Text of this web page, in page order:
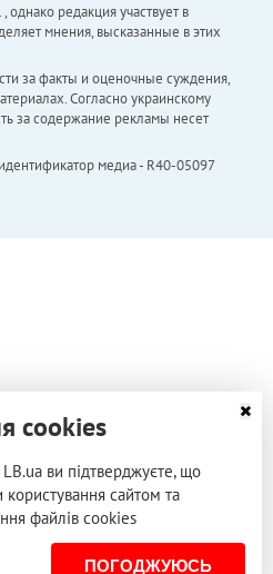
редакция участвует в
мнения, высказанные в этих
за факты и оценочные суждения,
Согласно украинскому
за содержание рекламы несет
медиа - R40-05097
cookies
ви підтверджуєте, що
сайтом та
файлів cookies
ПОГОДЖУЮСЬ